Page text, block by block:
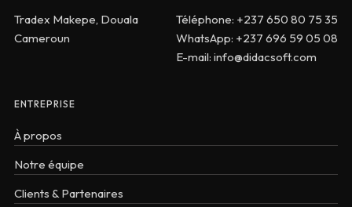
Tradex Makepe, Douala
Cameroun
Téléphone: +237 650 80 75 35
WhatsApp: +237 696 59 05 08
E-mail: info@didacsoft.com
ENTREPRISE
À propos
Notre équipe
Clients & Partenaires